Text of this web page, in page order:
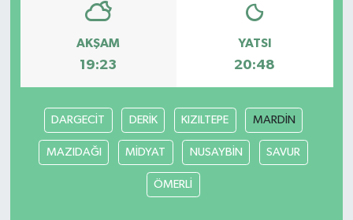
AKŞAM
19:23
YATSI
20:48
DARGECİT DERİK KIZILTEPE MARDİN
MAZIDAĞI MİDYAT NUSAYBİN SAVUR
ÖMERLİ